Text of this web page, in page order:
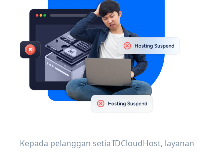
Kepada pelanggan setia IDCloudHost, layanan